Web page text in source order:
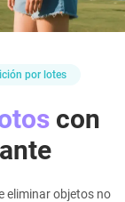
por lotes
con
eliminar objetos no